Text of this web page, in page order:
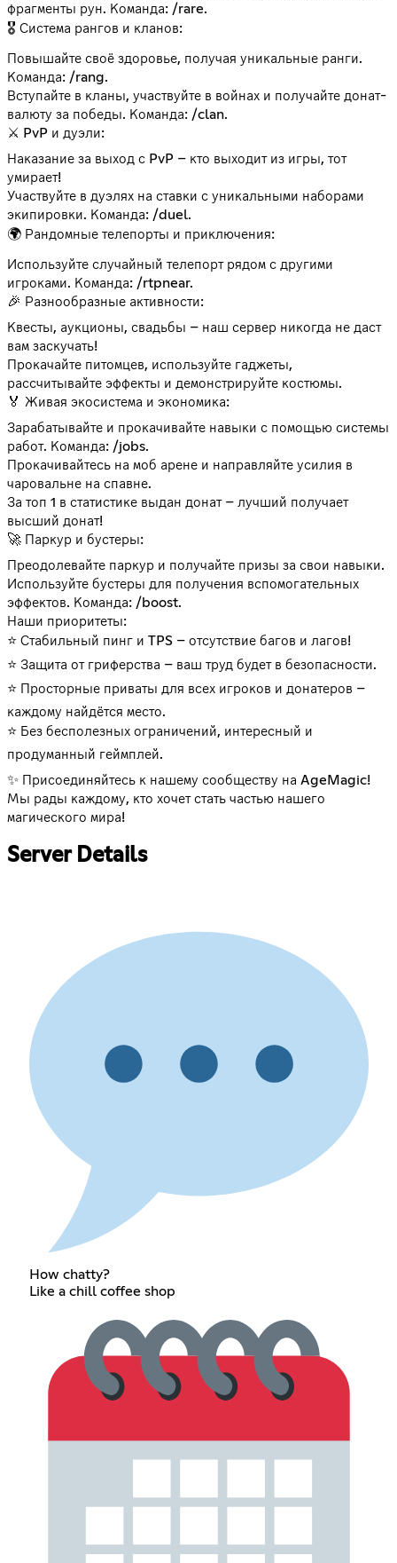
фрагменты рун. Команда: /rare.
🎖️ Система рангов и кланов:
Повышайте своё здоровье, получая уникальные ранги.
Команда: /rang.
Вступайте в кланы, участвуйте в войнах и получайте донат-
валюту за победы. Команда: /clan.
⚔️ PvP и дуэли:
Наказание за выход с PvP – кто выходит из игры, тот
умирает!
Участвуйте в дуэлях на ставки с уникальными наборами
экипировки. Команда: /duel.
🌍 Рандомные телепорты и приключения:
Используйте случайный телепорт рядом с другими
игроками. Команда: /rtpnear.
🎉 Разнообразные активности:
Квесты, аукционы, свадьбы – наш сервер никогда не даст
вам заскучать!
Прокачайте питомцев, используйте гаджеты,
рассчитывайте эффекты и демонстрируйте костюмы.
🏅 Живая экосистема и экономика:
Зарабатывайте и прокачивайте навыки с помощью системы
работ. Команда: /jobs.
Прокачивайтесь на моб арене и направляйте усилия в
чаровальне на спавне.
За топ 1 в статистике выдан донат – лучший получает
высший донат!
🚀 Паркур и бустеры:
Преодолевайте паркур и получайте призы за свои навыки.
Используйте бустеры для получения вспомогательных
эффектов. Команда: /boost.
Наши приоритеты:
⭐ Стабильный пинг и TPS – отсутствие багов и лагов!
⭐ Защита от гриферства – ваш труд будет в безопасности.
⭐ Просторные приваты для всех игроков и донатеров –
каждому найдётся место.
⭐ Без бесполезных ограничений, интересный и
продуманный геймплей.
✨ Присоединяйтесь к нашему сообществу на AgeMagic!
Мы рады каждому, кто хочет стать частью нашего
магического мира!
Server Details
How chatty?
Like a chill coffee shop